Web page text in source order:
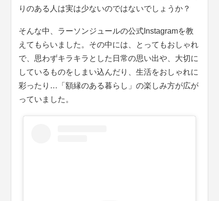
りのある人は実は少ないのではないでしょうか？
そんな中、ラーソンジュールの公式Instagramを教
えてもらいました。その中には、とってもおしゃれ
で、思わずキラキラとした日常の思い出や、大切に
しているものをしまい込んだり、生活をおしゃれに
彩ったり…「額縁のある暮らし」の楽しみ方が広が
っていました。